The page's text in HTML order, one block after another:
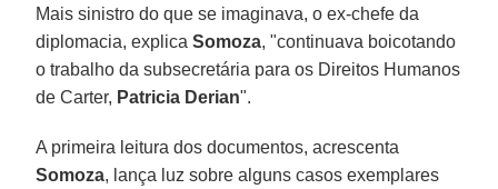
Mais sinistro do que se imaginava, o ex-chefe da
diplomacia, explicaSomoza, "continuava boicotando
o trabalho da subsecretária para os Direitos Humanos
de Carter, Patricia Derian".
A primeira leitura dos documentos, acrescenta
Somoza, lança luz sobre alguns casos exemplares